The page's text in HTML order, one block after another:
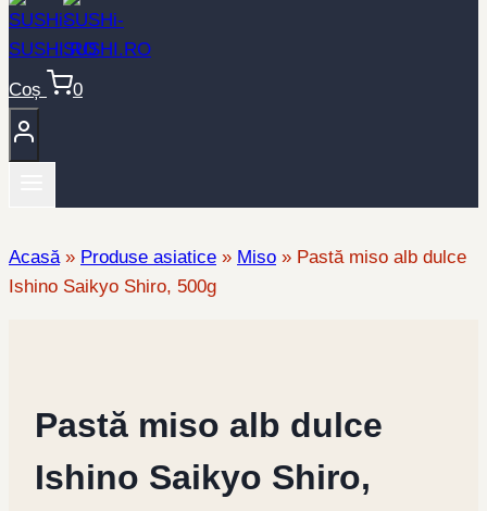
Coș 0
Acasă» Produse asiatice » Miso » Pastă miso alb dulce
Ishino Saikyo Shiro, 500g
Pastă miso alb dulce
Ishino Saikyo Shiro,